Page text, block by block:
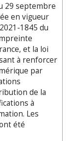
29 septembre
en vigueur
1845 du
et la loi
à renforcer
par
de la
à
Les
été